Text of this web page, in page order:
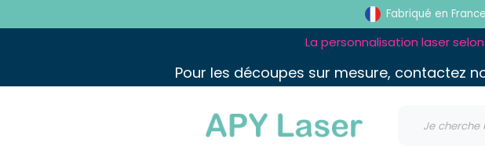
La personnalisation laser
Pour les découpes sur mesure, contactez
Fabriqué en France